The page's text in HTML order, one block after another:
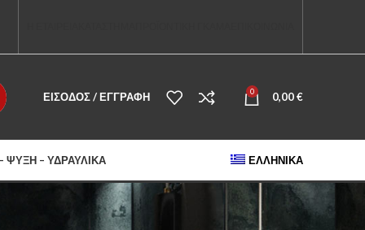
ΕΊΣΟΔΟΣ / ΕΓΓΡΑΦΉ 0 0,00€
ΨΎΞΗ – ΥΔΡΑΥΛΙΚΆ ΕΛΛΗΝΙΚΆ